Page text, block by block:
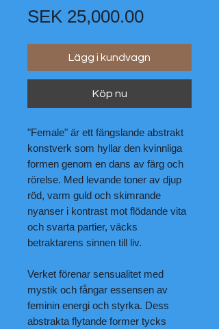
SEK 25,000.00Pris
Lägg i kundvagn
Köp nu
"Female" är ett fängslande abstrakt
konstverk som hyllar den kvinnliga
formen genom en dans av färg och
rörelse. Med levande toner av djup
röd, varm guld och skimrande
nyanser i kontrast mot flödande vita
och svarta partier, väcks
betraktarens sinnen till liv.
Verket förenar sensualitet med
mystik och fångar essensen av
feminin energi och styrka. Dess
abstrakta flytande former tycks